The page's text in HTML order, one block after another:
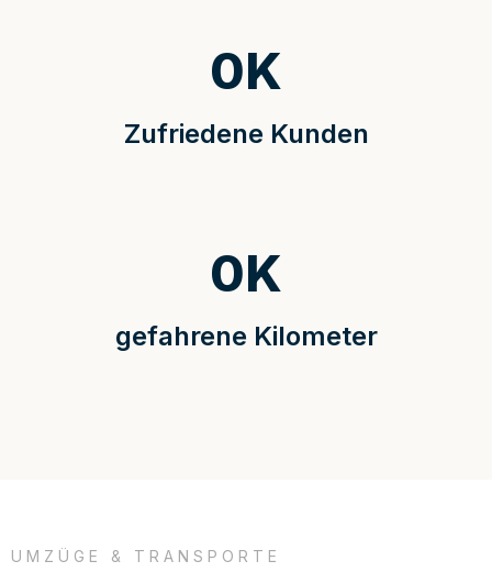
Zufriedene Kunden
0K
gefahrene Kilometer
0K
UMZÜGE & TRANSPORTE